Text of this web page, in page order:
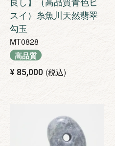
スイ）糸魚川天然翡翠
勾玉
MT0828
高品質
¥ 85,000 税込